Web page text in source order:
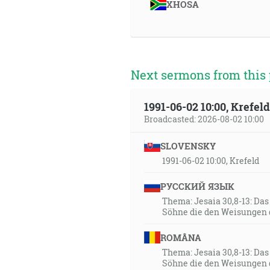
aby útočil na neho. Ale
odpovedal a riekol tým,
aby prešla tvoja neprávosť s
nášho Boha a vláda vládou
dňom i nocou. [Zj 12:10]
22:54
A on im povedal: Videl som
XHOSA
Next sermons from this
1991-06-02 10:00,
Broadcasted: 2026-08-02 10:00
SLOVENSKY
1991-06-02 10:00, Krefeld
РУССКИЙ ЯЗЫК
Thema: Jesaia 30,8-13:
Söhne die den
ROMÂNA
Thema: Jesaia 30,8-13:
Söhne die den